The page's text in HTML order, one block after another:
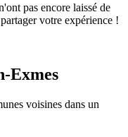
pas encore laissé de
votre expérience !
Exmes
voisines dans un